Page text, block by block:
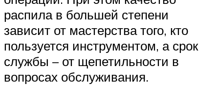
распила в большей степени
зависит от мастерства того, кто
пользуется инструментом, а срок
службы – от щепетильности в
вопросах обслуживания.